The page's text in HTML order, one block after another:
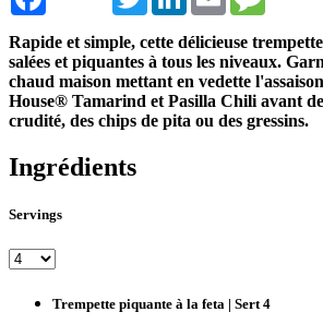
Rapide et simple, cette délicieuse
salées et piquantes à tous les niveaux.
chaud maison mettant en vedette
House® Tamarind et Pasilla Chili avant
crudité, des chips de pita ou des gressins.
Ingrédients
Servings
Trempette piquante à la feta | Sert 4